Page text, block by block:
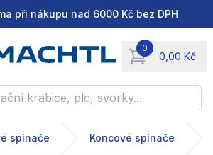
při nákupu nad 6000 Kč bez DPH
0
0,00 Kč
items in cart,
plc, svorky...
spínače Koncové spínače